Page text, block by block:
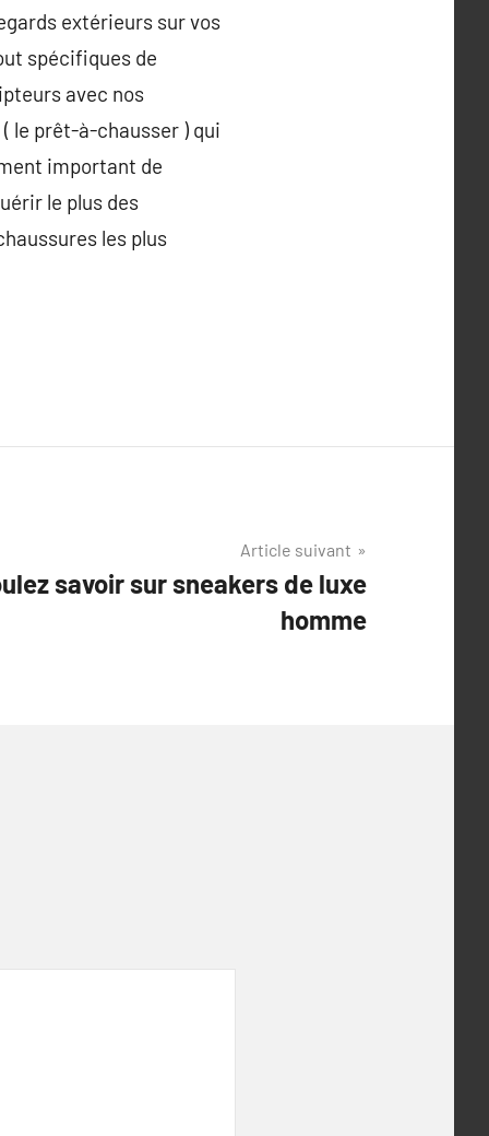
extérieurs sur vos
spécifiques de
avec nos
le prêt-à-chausser ) qui
important de
le plus des
les plus
Article suivant
savoir sur sneakers de luxe
homme